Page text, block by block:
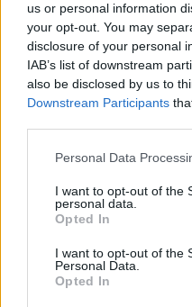
us or personal information
your opt-out. You may
disclosure of your personal
IAB’s list of downstream
also be disclosed by us to
Downstream Participants
Please note that this
not limited to your visit or
grant or deny consent to
use your data for below
consent section.
Personal Data
I want to opt-out of the
personal data.
Opted In
I want to opt-out of the
Personal Data.
Opted In
Η Ponza είναι ιδανική
και την εξερεύνηση.
καραβάκι και να
κόλπους, καθώς και στο
να δείτε από κοντά το
di Pilato. Πρόκειται για
χρονολογείται από τον 1ο
πέντε σπήλαια που
σήραγγες.